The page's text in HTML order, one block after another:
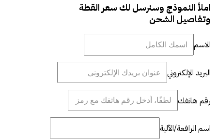
املأ النموذج وسنرسل لك سعر القطة
وتفاصيل الشحن
الاسم
البريد الإلكتروني
رقم هاتفك
اسم الرافعة/الآلية